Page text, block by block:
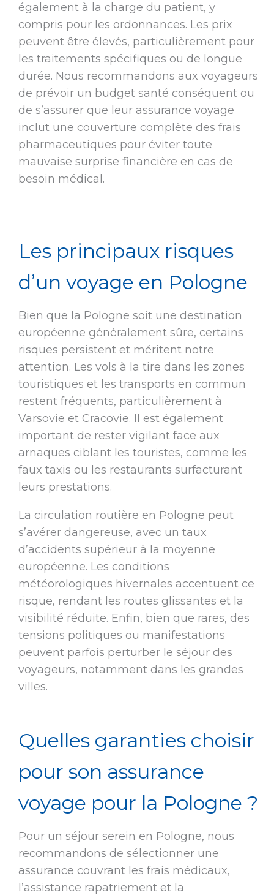
également à la charge du patient, y
compris pour les ordonnances. Les prix
peuvent être élevés, particulièrement pour
les traitements spécifiques ou de longue
durée. Nous recommandons aux voyageurs
de prévoir un budget santé conséquent ou
de s’assurer que leur assurance voyage
inclut une couverture complète des frais
pharmaceutiques pour éviter toute
mauvaise surprise financière en cas de
besoin médical.
Les principaux risques
d’un voyage en Pologne
Bien que la Pologne soit une destination
européenne généralement sûre, certains
risques persistent et méritent notre
attention. Les vols à la tire dans les zones
touristiques et les transports en commun
restent fréquents, particulièrement à
Varsovie et Cracovie. Il est également
important de rester vigilant face aux
arnaques ciblant les touristes, comme les
faux taxis ou les restaurants surfacturant
leurs prestations.
La circulation routière en Pologne peut
s’avérer dangereuse, avec un taux
d’accidents supérieur à la moyenne
européenne. Les conditions
météorologiques hivernales accentuent ce
risque, rendant les routes glissantes et la
visibilité réduite. Enfin, bien que rares, des
tensions politiques ou manifestations
peuvent parfois perturber le séjour des
voyageurs, notamment dans les grandes
villes.
Quelles garanties choisir
pour son assurance
voyage pour la Pologne ?
Pour un séjour serein en Pologne, nous
recommandons de sélectionner une
assurance couvrant les frais médicaux,
l’assistance rapatriement et la